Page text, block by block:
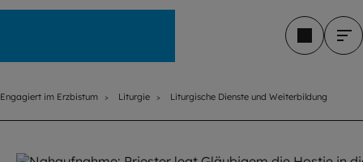
Engagiert im Erzbistum Liturgie Liturgische Dienste und Weiterbildung